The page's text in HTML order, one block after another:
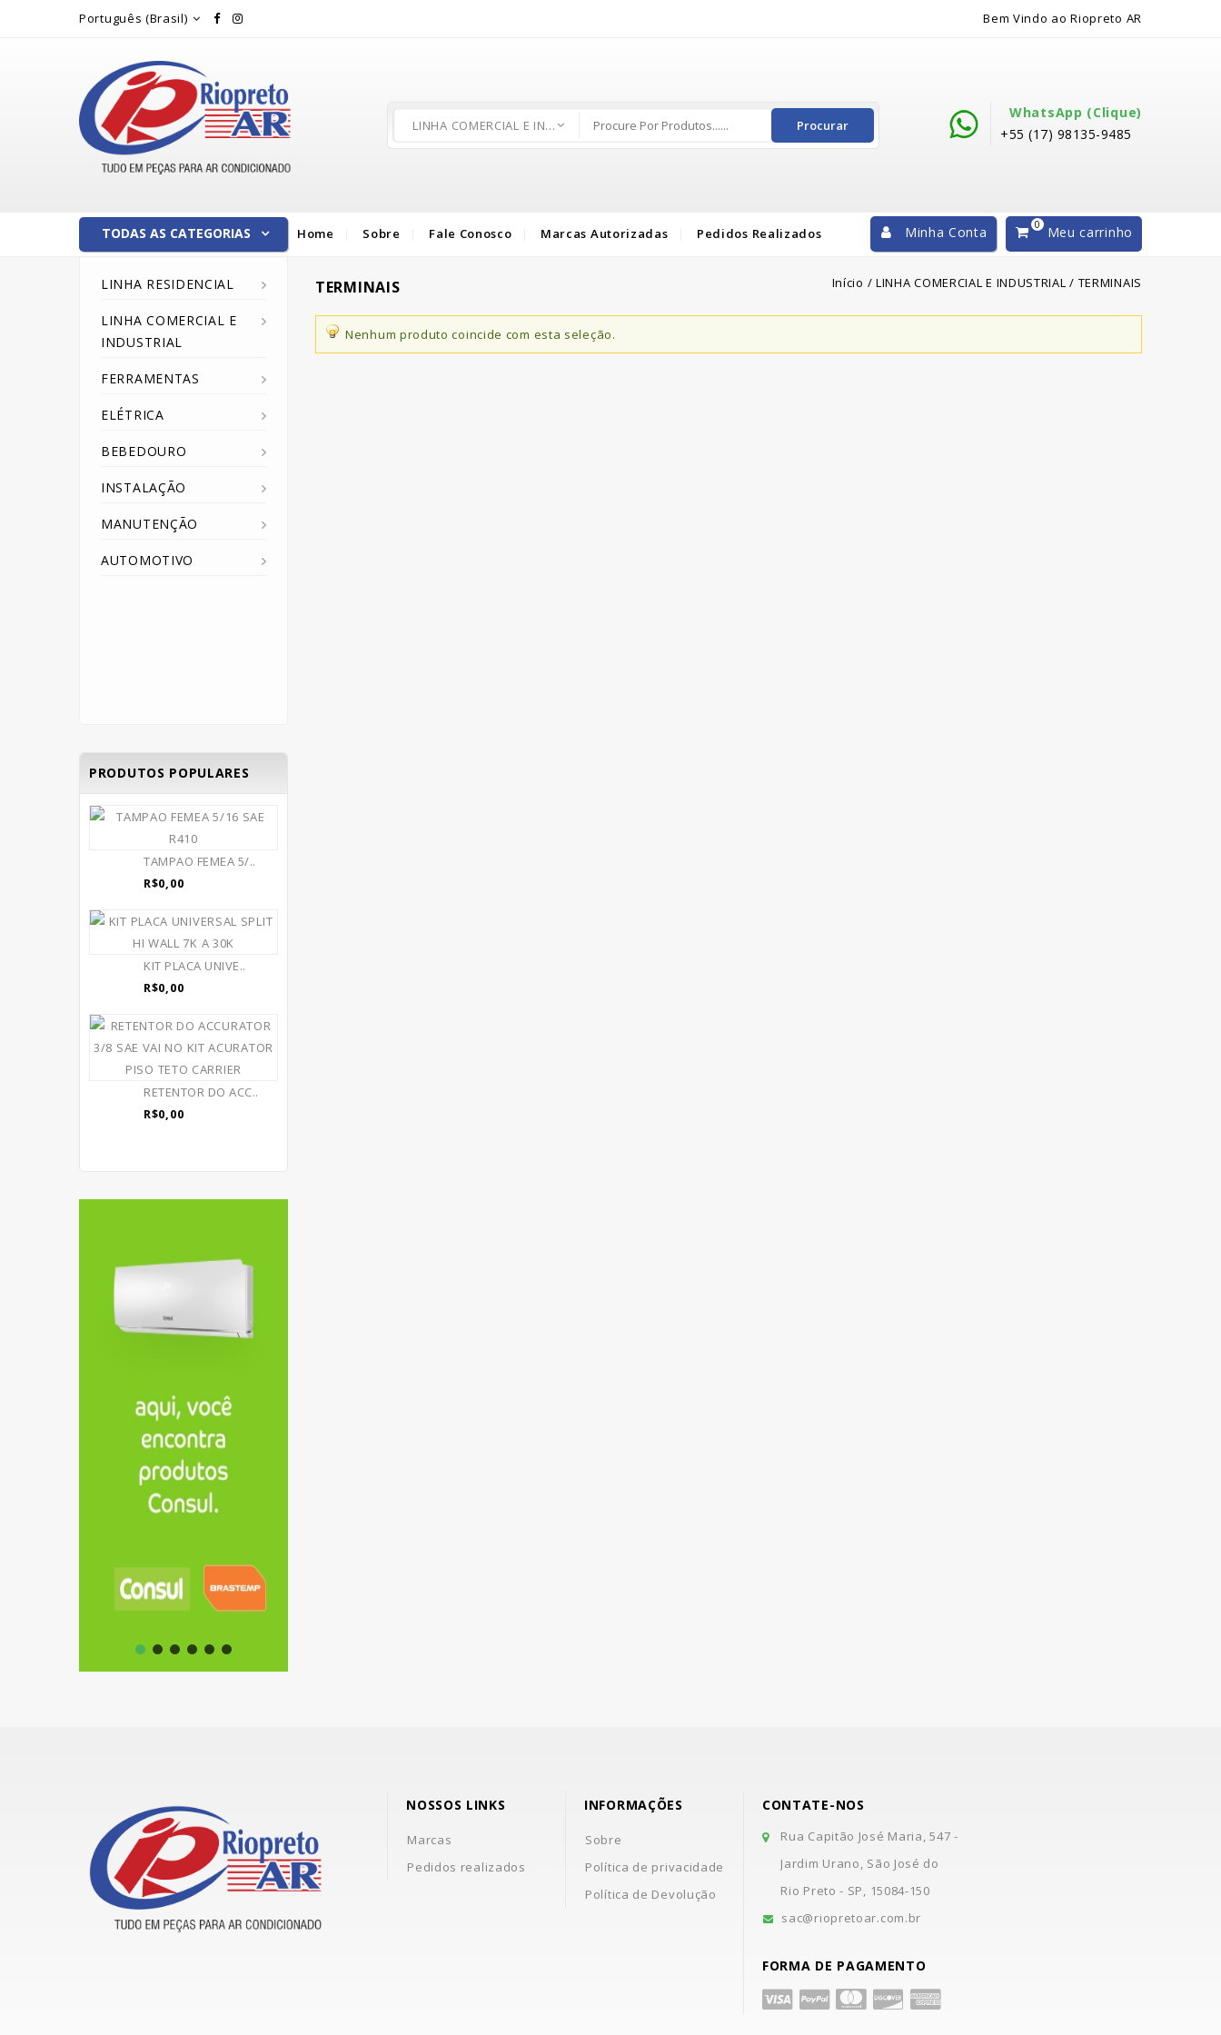
Português (Brasil) Bem Vindo ao Riopreto AR
WhatsApp (clique)
+55 (17) 98135-9485
LINHA COMERCIAL E INDUSTRIAL Procurar
TODAS AS CATEGORIAS
LINHA RESIDENCIAL
LINHA COMERCIAL E
INDUSTRIAL
FERRAMENTAS
ELÉTRICA
BEBEDOURO
INSTALAÇÃO
MANUTENÇÃO
AUTOMOTIVO
Home Sobre Fale Conosco Marcas Autorizadas Pedidos Realizados Minha Conta Meu carrinho
0
TERMINAIS Início / LINHA COMERCIAL E INDUSTRIAL / TERMINAIS
Nenhum produto coincide com esta seleção.
PRODUTOS POPULARES
TAMPAO FEMEA 5/..
R$0,00
KIT PLACA UNIVE..
R$0,00
RETENTOR DO ACC..
R$0,00
NOSSOS LINKS
Marcas
Pedidos realizados
INFORMAÇÕES
Sobre
Política de privacidade
Política de Devolução
CONTATE-NOS
Rua Capitão José Maria, 547 -
Jardim Urano, São José do
Rio Preto - SP, 15084-150
sac@riopretoar.com.br
FORMA DE PAGAMENTO